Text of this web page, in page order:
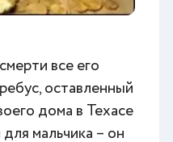
все его
оставленный
дома в Техасе
мальчика – он